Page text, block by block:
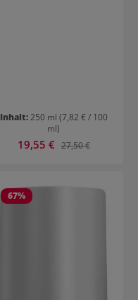
Inhalt:250 ml (7,82 € / 100
ml)
Verkaufspreis:
19,55 € Regulärer Preis:
27,50 €
67%